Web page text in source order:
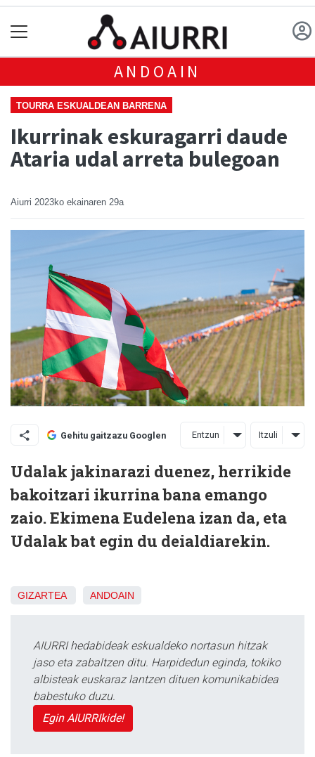
ANDOAIN
TOURRA ESKUALDEAN BARRENA
Ikurrinak eskuragarri daude
Ataria udal arreta bulegoan
Aiurri 2023ko ekainaren 29a
Gehitu gaitzazu Googlen Entzun Itzuli
Udalak jakinarazi duenez, herrikide
bakoitzari ikurrina bana emango
zaio. Ekimena Eudelena izan da, eta
Udalak bat egin du deialdiarekin.
GIZARTEA ANDOAIN
AIURRI hedabideak eskualdeko nortasun hitzak
jaso eta zabaltzen ditu. Harpidedun eginda, tokiko
albisteak euskaraz lantzen dituen komunikabidea
babestuko duzu.
Egin AIURRIkide!